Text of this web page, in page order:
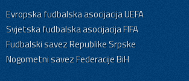
Evropska fudbalska asocijacija UEFA
Svjetska fudbalska asocijacija FIFA
Fudbalski savez Republike Srpske
Nogometni savez Federacije BiH